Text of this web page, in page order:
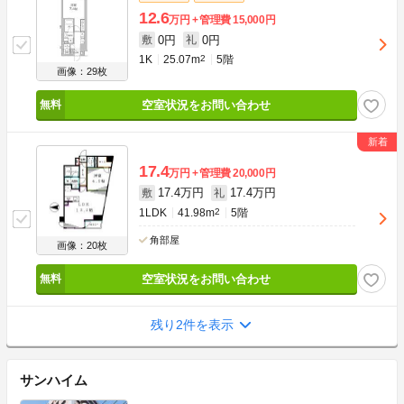
画像：29枚
12.6万円 管理費15,000円
敷 0円 礼 0円
1K 25.07m2 5階
空室状況をお問い合わせ
画像：20枚
17.4万円 管理費20,000円
敷 17.4万円 礼 17.4万円
1LDK 41.98m2 5階
角部屋
空室状況をお問い合わせ
残り2件を表示
サンハイム